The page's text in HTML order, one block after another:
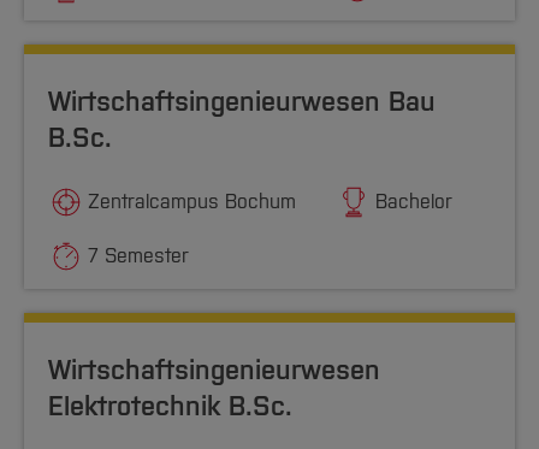
Wirtschaftsingenieurwesen Bau
B.Sc.
Zentralcampus Bochum Bachelor
7 Semester
Wirtschaftsingenieurwesen
Elektrotechnik B.Sc.